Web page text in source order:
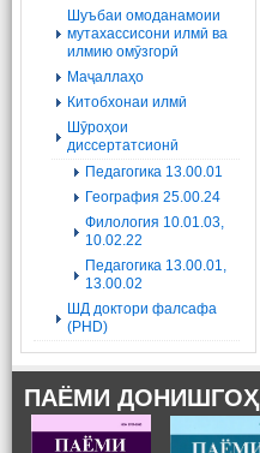
Шуъбаи омоданамоии
мутахассисони илмӣ ва
илмию омӯзгорӣ
Маҷаллаҳо
Китобхонаи илмӣ
Шӯроҳои
диссертатсионӣ
Педагогика 13.00.01
География 25.00.24
Филология 10.01.03,
10.02.22
Педагогика 13.00.01,
13.00.02
ШД доктори фалсафа
(PHD)
ПАЁМИ ДОНИШГОҲ